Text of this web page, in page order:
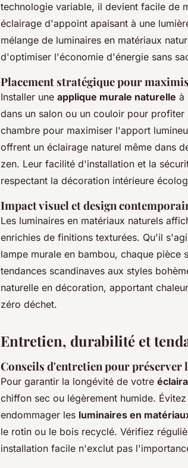
technologie variable, il devient facile de
éclairage d'appoint apaisant à une
mélange de luminaires en matériaux
d'optimiser l'économie d'énergie sans
Placement stratégique pour
Installer une applique murale naturelle à
dans un salon ou un couloir pour
chambre pour maximiser l'apport
offrent un éclairage naturel même dans
zen. Leur facilité d'installation et la
respectant la décoration intérieure
Impact visuel et design
Les luminaires en matériaux naturels
enrichies de finitions texturées. Qu'il
lampe murale en bambou, chaque pièce
tendances scandinaves aux styles
naturelle en décoration, apportant
zéro déchet.
Entretien, durabilité et
Conseils d'entretien pour préserver
Pour garantir la longévité de votre
chiffon sec ou légèrement humide.
endommager les luminaires en
le rotin ou le bois recyclé. Vérifiez
installation facile n'exclut pas